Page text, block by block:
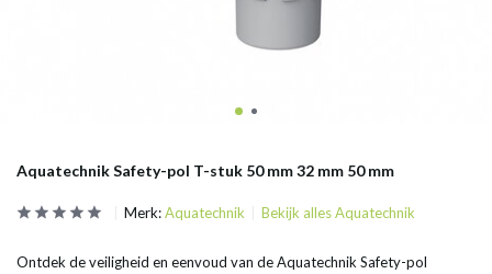
Aquatechnik Safety-pol T-stuk 50 mm 32 mm 50 mm
Merk:Aquatechnik Bekijk alles Aquatechnik
Ontdek de veiligheid en eenvoud van de Aquatechnik Safety-pol